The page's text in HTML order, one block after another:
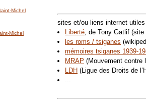
Michel
Michel
sites et/ou liens internet utiles
Liberté, de Tony Gatlif (site
les roms / tsiganes
mémoires tsiganes 1939-
MRAP (Mouvement contre
LDH (Ligue des Droits de
...